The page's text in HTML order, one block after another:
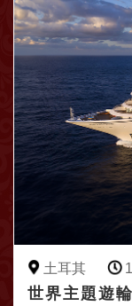
土耳其
世界主題遊